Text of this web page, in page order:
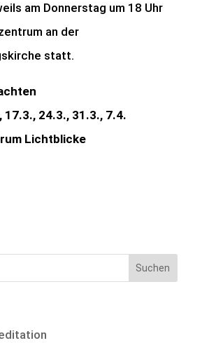
am Donnerstag um 18 Uhr
an der
statt.
17.3., 24.3., 31.3., 7.4.
Lichtblicke